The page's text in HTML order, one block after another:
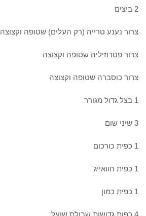
2 ביצים
צרור נענע טרייה (רק העלים) שטופה וקצוצה
צרור פטרוזיליה שטופה וקצוצה
צרור כוסברה שטופה וקצוצה
1 בצל גדול מגורר
3 שיני שום
1 כפית כורכום
1 כפית חוואייג'
1 כפית כמון
4 כפות גדושות שבולת שועל